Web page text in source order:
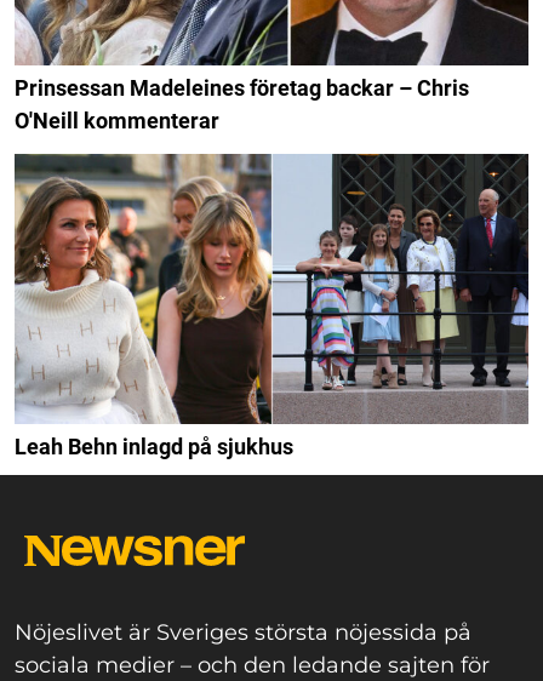
Prinsessan Madeleines företag backar – Chris
O'Neill kommenterar
Leah Behn inlagd på sjukhus
Nöjeslivet är Sveriges största nöjessida på
sociala medier – och den ledande sajten för